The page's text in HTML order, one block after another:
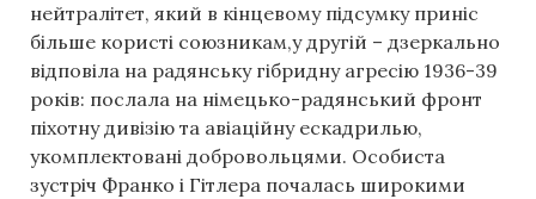
нейтралітет, який в кінцевому підсумку приніс
більше користі союзникам,у другій – дзеркально
відповіла на радянську гібридну агресію 1936-39
років: послала на німецько-радянський фронт
піхотну дивізію та авіаційну ескадрилью,
укомплектовані добровольцями. Особиста
зустріч Франко і Гітлера почалась широкими